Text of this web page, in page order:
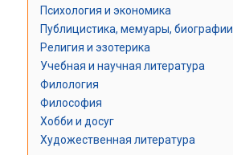
Психология и экономика
Публицистика, мемуары, биографии
Религия и эзотерика
Учебная и научная литература
Филология
Философия
Хобби и досуг
Художественная литература